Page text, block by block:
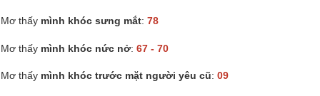
Mơ thấy mình khóc sưng mắt: 78
Mơ thấy mình khóc nức nở: 67 - 70
Mơ thấy mình khóc trước mặt người yêu cũ: 09